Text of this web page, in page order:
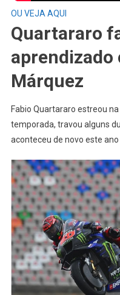
OU VEJA AQUI
Quartararo
aprendizado
Márquez
Fabio Quartararo estreou
temporada, travou alguns
aconteceu de novo este ano